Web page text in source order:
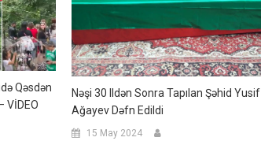
Qəsdən
VİDEO
Nəşi 30 Ildən Sonra Tapılan Şəhid Yusif
Ağayev Dəfn Edildi
15 May 2024